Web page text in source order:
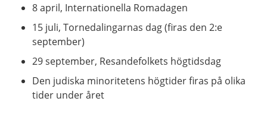
8 april, Internationella Romadagen
15 juli, Tornedalingarnas dag (firas den 2:e
september)
29 september, Resandefolkets högtidsdag
Den judiska minoritetens högtider firas på olika
tider under året